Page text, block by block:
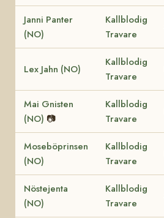
Janni Panter
(NO)
Kallblodig
Travare
Lex Jahn (NO)
Kallblodig
Travare
Mai Gnisten
(NO) 📷
Kallblodig
Travare
Moseböprinsen
(NO)
Kallblodig
Travare
Nöstejenta
(NO)
Kallblodig
Travare